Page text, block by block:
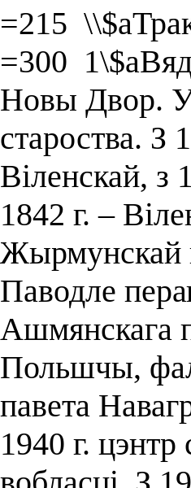
=215
=300
Новы Двор. У
староства. З
Віленскай, з
1842 г. –
Жырмунскай
Паводле
Ашмянскага
Польшчы,
павета
1940 г. цэнтр